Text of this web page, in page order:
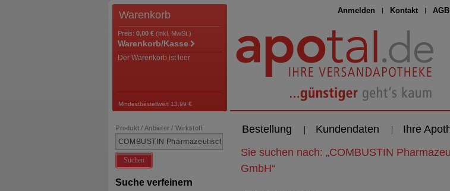
Anmelden Kontakt AGB
Warenkorb
Preis: 0,00 € (inkl. MwSt.)
Warenkorb/Kasse
Der Warenkorb ist leer
Mindestbestellwert 13,99 €
Bestellung Kundendaten Ihre
Produkt / Anbieter / Wirkstoff
Suchen
Suche verfeinern
Sie suchen nach: „COMBUSTIN
GmbH“